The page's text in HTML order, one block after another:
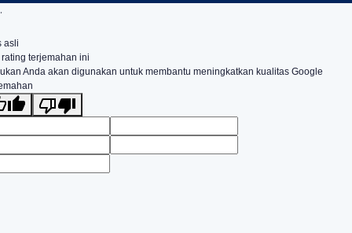
.
asli
terjemahan ini
Anda akan digunakan untuk membantu meningkatkan kualitas Google